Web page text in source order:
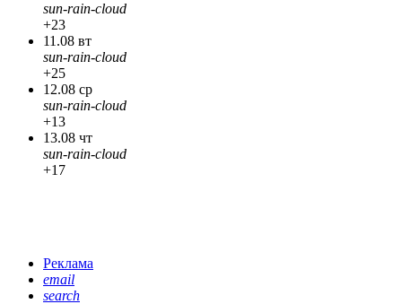
sun-rain-cloud
+23
11.08 вт
sun-rain-cloud
+25
12.08 ср
sun-rain-cloud
+13
13.08 чт
sun-rain-cloud
+17
Реклама
email
search